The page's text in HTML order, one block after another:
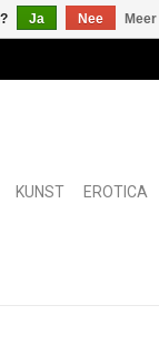
KUNST EROTICA
Ja Nee